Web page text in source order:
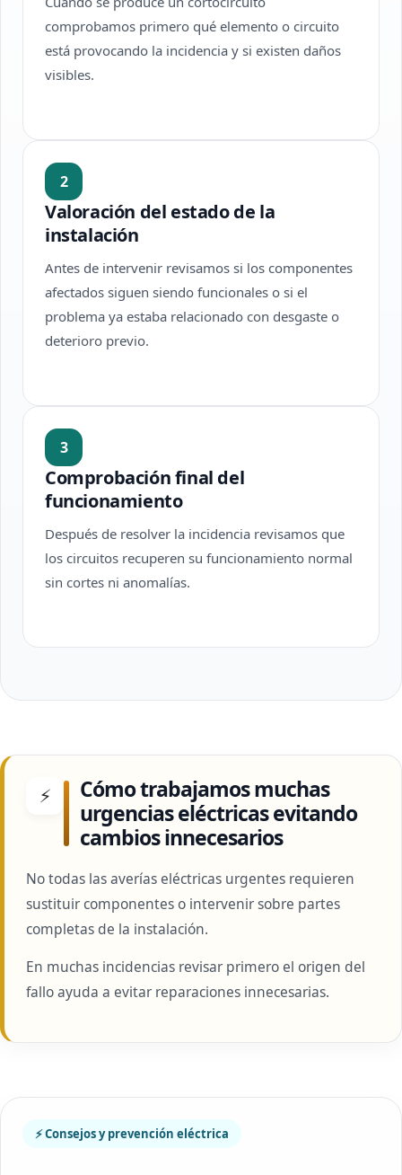
comprobamos primero qué elemento o circuito
está provocando la incidencia y si existen daños
visibles.
2
Valoración del estado de la
instalación
Antes de intervenir revisamos si los componentes
afectados siguen siendo funcionales o si el
problema ya estaba relacionado con desgaste o
deterioro previo.
3
Comprobación final del
funcionamiento
Después de resolver la incidencia revisamos que
los circuitos recuperen su funcionamiento normal
sin cortes ni anomalías.
⚡
Cómo trabajamos muchas
urgencias eléctricas evitando
cambios innecesarios
No todas las averías eléctricas urgentes requieren
sustituir componentes o intervenir sobre partes
completas de la instalación.
En muchas incidencias revisar primero el origen del
fallo ayuda a evitar reparaciones innecesarias.
⚡ Consejos y prevención eléctrica